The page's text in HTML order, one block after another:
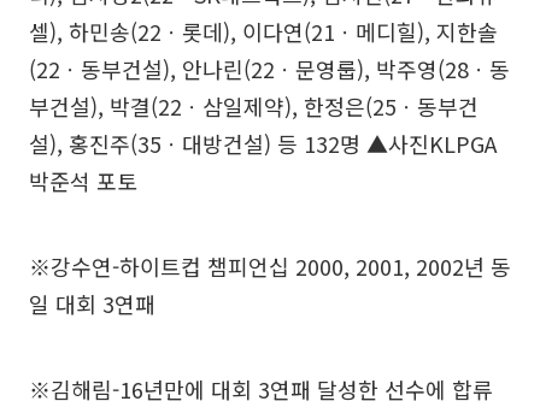
셀), 하민송(22ㆍ롯데), 이다연(21ㆍ메디힐), 지한솔
(22ㆍ동부건설), 안나린(22ㆍ문영룹), 박주영(28ㆍ동
부건설), 박결(22ㆍ삼일제약), 한정은(25ㆍ동부건
설), 홍진주(35ㆍ대방건설) 등 132명 ▲사진KLPGA
박준석 포토
※강수연-하이트컵 챔피언십 2000, 2001, 2002년 동
일 대회 3연패
※김해림-16년만에 대회 3연패 달성한 선수에 합류